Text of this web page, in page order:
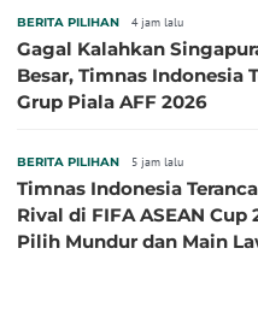
BERITA PILIHAN 4 jam lalu
Gagal Kalahkan
Besar, Timnas Indonesia
Grup Piala AFF 2026
BERITA PILIHAN 5 jam lalu
Timnas Indonesia
Rival di FIFA ASEAN Cup
Pilih Mundur dan Main